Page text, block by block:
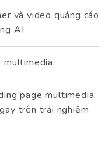
và video quảng cáo
AI
multimedia
page multimedia:
trên trải nghiệm